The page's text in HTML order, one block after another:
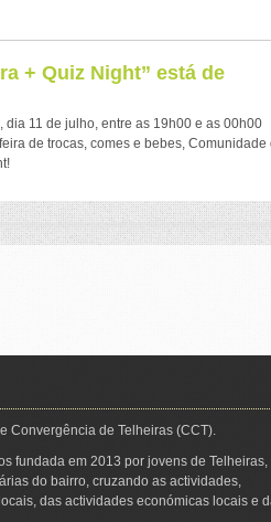
+ Quiz Night” está de
dia 11 de julho, entre as 19h00 e as 00h00
de trocas, comes e bebes, Comunidade
Convergência de Telheiras (CCT).
fundada em 2013 por jovens de Telheiras,
do bairro, cruzando as actividades,
das actividades económicas locais e